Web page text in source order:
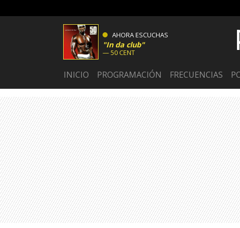
AHORA ESCUCHAS
In da club
50 CENT
INICIO PROGRAMACIÓN FRECUENCIAS